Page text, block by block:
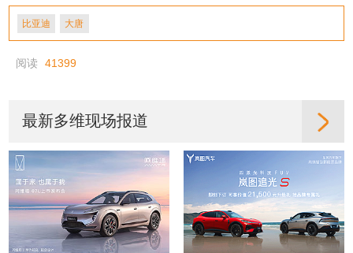
比亚迪 大唐
阅读 41399
最新多维现场报道